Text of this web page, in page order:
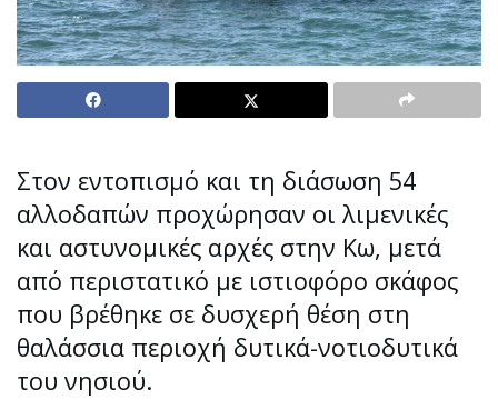
Στον εντοπισμό και τη διάσωση 54
αλλοδαπών προχώρησαν οι λιμενικές
και αστυνομικές αρχές στην Κω, μετά
από περιστατικό με ιστιοφόρο σκάφος
που βρέθηκε σε δυσχερή θέση στη
θαλάσσια περιοχή δυτικά-νοτιοδυτικά
του νησιού.